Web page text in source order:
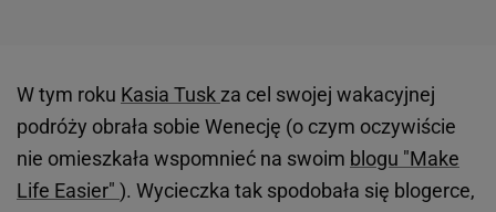
W tym roku Kasia Tusk za cel swojej wakacyjnej
podróży obrała sobie Wenecję (o czym oczywiście
nie omieszkała wspomnieć na swoim blogu "Make
Life Easier" ). Wycieczka tak spodobała się blogerce,